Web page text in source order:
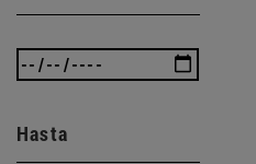
Hasta